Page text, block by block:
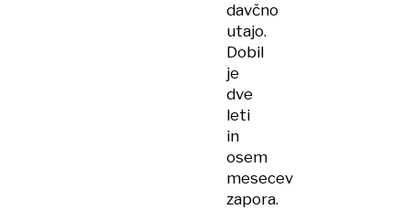
davčno
utajo.
Dobil
je
dve
leti
in
osem
mesecev
zapora.